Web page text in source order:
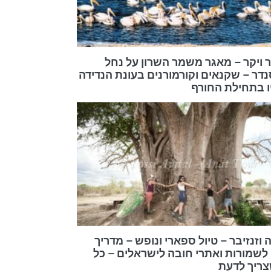
ויקר – מאגר משמר השרון על נחל
– שקנאים וקורמורנים בעונת הנדידה
בתחילת החורף
וזנזיבר – טיול ספארי ונופש – מדריך
ואתרי חובה לישראלים – כל
לדעת